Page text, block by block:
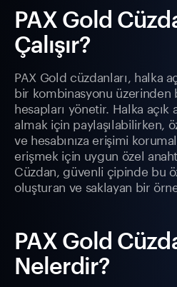
PAX Gold
Çalışır?
PAX Gold cüzdanları, halka
bir kombinasyonu üzerinden
hesapları yönetir. Halka açık
almak için paylaşılabilirken,
ve hesabınıza erişimi
erişmek için uygun özel
Cüzdan, güvenli çipinde bu
oluşturan ve saklayan bir
PAX Gold
Nelerdir?